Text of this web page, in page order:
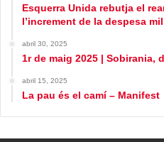
Esquerra Unida rebutja el
l’increment de la despesa
abril 30, 2025
1r de maig 2025 | Sobirania,
abril 15, 2025
La pau és el camí – Manifest